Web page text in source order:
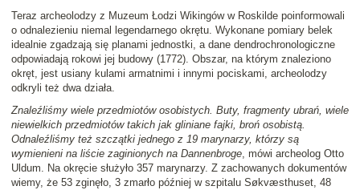
Teraz archeolodzy z Muzeum Łodzi Wikingów w Roskilde poinformowali
o odnalezieniu niemal legendarnego okrętu. Wykonane pomiary belek
idealnie zgadzają się planami jednostki, a dane dendrochronologiczne
odpowiadają rokowi jej budowy (1772). Obszar, na którym znaleziono
okręt, jest usiany kulami armatnimi i innymi pociskami, archeolodzy
odkryli też dwa działa.
Znaleźliśmy wiele przedmiotów osobistych. Buty, fragmenty ubrań, wiele
niewielkich przedmiotów takich jak gliniane fajki, broń osobistą.
Odnaleźliśmy też szczątki jednego z 19 marynarzy, którzy są
wymienieni na liście zaginionych na Dannenbroge, mówi archeolog Otto
Uldum. Na okręcie służyło 357 marynarzy. Z zachowanych dokumentów
wiemy, że 53 zginęło, 3 zmarło później w szpitalu Søkvæsthuset, 48